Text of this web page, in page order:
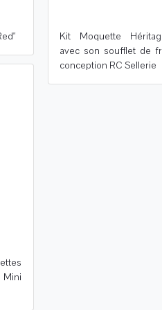
Mini
Kit Moquette
avec son soufflet de
conception RC Sellerie